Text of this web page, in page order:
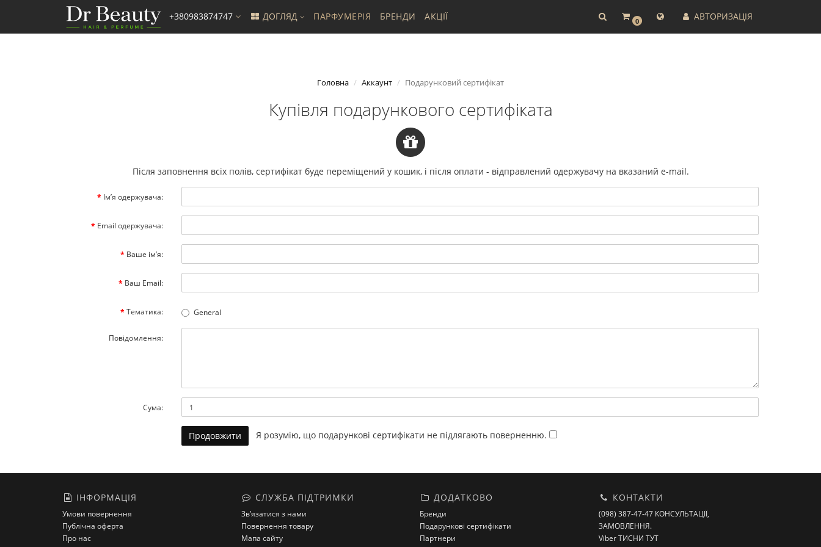
0 АВТОРИЗАЦІЯ
+380983874747 ДОГЛЯД ПАРФУМЕРІЯ БРЕНДИ АКЦІЇ
Головна Аккаунт Подарунковий сертифікат
Купівля подарункового сертифіката
Після заповнення всіх полів, сертифікат буде переміщений у кошик, і після оплати - відправлений одержувачу на вказаний e-mail.
Ім’я одержувача:
Email одержувача:
Ваше ім’я:
Ваш Email:
Тематика: General
Повідомлення:
Сума:
Я розумію, що подарункові сертифікати не підлягають поверненню.
ІНФОРМАЦІЯ
Умови повернення
Публічна оферта
Про нас
СЛУЖБА ПІДТРИМКИ
Зв’язатися з нами
Повернення товару
Мапа сайту
ДОДАТКОВО
Бренди
Подарункові сертифікати
Партнери
КОНТАКТИ
(098) 387-47-47 КОНСУЛЬТАЦІЇ,
ЗАМОВЛЕННЯ.
Viber ТИСНИ ТУТ